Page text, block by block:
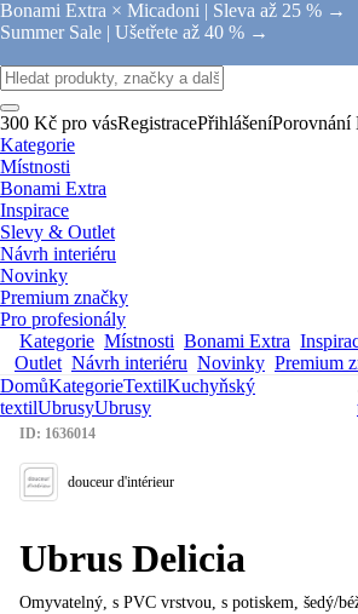
Bonami Extra × Micadoni | Sleva až 25 % →
Summer Sale | Ušetřete až 40 % →
300 Kč pro vásRegistracePřihlášeníPorovnání
Kategorie
Místnosti
Bonami Extra
Inspirace
Slevy & Outlet
Návrh interiéru
Novinky
Premium značky
Pro profesionály
Kategorie Místnosti Bonami Extra
Outlet Návrh interiéru Novinky Premium
DomůKategorieTextilKuchyňský
textilUbrusyUbrusy
ID: 1636014
douceur d'intérieur
Ubrus Delicia
Omyvatelný, s PVC vrstvou, s potiskem, šedý/